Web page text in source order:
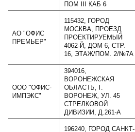
ПОМ III КАБ 6
АО "ОФИС
ПРЕМЬЕР"
115432, ГОРОД
МОСКВА, ПРОЕЗД
ПРОЕКТИРУЕМЫЙ
4062-Й, ДОМ 6, СТР.
16, ЭТАЖ/ПОМ. 2/№7А
ООО "ОФИС-
ИМПЭКС"
394016,
ВОРОНЕЖСКАЯ
ОБЛАСТЬ, Г.
ВОРОНЕЖ, УЛ. 45
СТРЕЛКОВОЙ
ДИВИЗИИ, Д.261-А
196240, ГОРОД САНКТ-